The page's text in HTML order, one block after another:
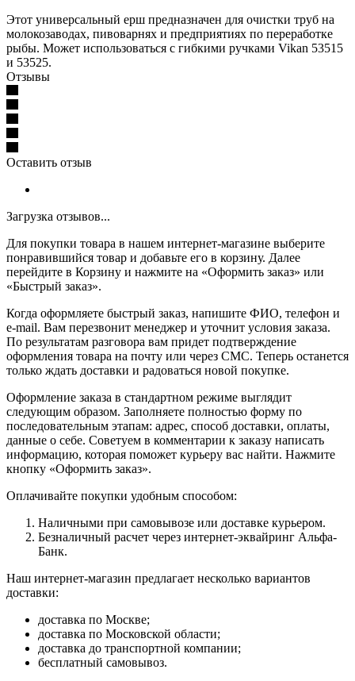
Этот универсальный ерш предназначен для очистки труб на
молокозаводах, пивоварнях и предприятиях по переработке
рыбы. Может использоваться с гибкими ручками Vikan 53515
и 53525.
Отзывы
Оставить отзыв
Загрузка отзывов...
Для покупки товара в нашем интернет-магазине выберите
понравившийся товар и добавьте его в корзину. Далее
перейдите в Корзину и нажмите на «Оформить заказ» или
«Быстрый заказ».
Когда оформляете быстрый заказ, напишите ФИО, телефон и
e-mail. Вам перезвонит менеджер и уточнит условия заказа.
По результатам разговора вам придет подтверждение
оформления товара на почту или через СМС. Теперь останется
только ждать доставки и радоваться новой покупке.
Оформление заказа в стандартном режиме выглядит
следующим образом. Заполняете полностью форму по
последовательным этапам: адрес, способ доставки, оплаты,
данные о себе. Советуем в комментарии к заказу написать
информацию, которая поможет курьеру вас найти. Нажмите
кнопку «Оформить заказ».
Оплачивайте покупки удобным способом:
Наличными при самовывозе или доставке курьером.
Безналичный расчет через интернет-эквайринг Альфа-
Банк.
Наш интернет-магазин предлагает несколько вариантов
доставки:
доставка по Москве;
доставка по Московской области;
доставка до транспортной компании;
бесплатный самовывоз.